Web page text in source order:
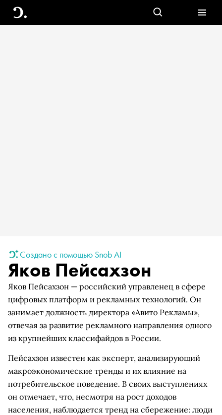
Создано с помощью Snob AI
Яков Пейсахзон
Яков Пейсахзон — российский управленец в сфере
цифровых платформ и рекламных технологий. Он
занимает должность директора «Авито Рекламы»,
отвечая за развитие рекламного направления одного
из крупнейших классифайдов в России.
Пейсахзон известен как эксперт, анализирующий
макроэкономические тренды и их влияние на
потребительское поведение. В своих выступлениях
он отмечает, что, несмотря на рост доходов
населения, наблюдается тренд на сбережение: люди